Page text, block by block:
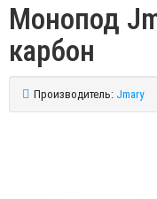
Монопод
карбон
Производитель: Jmary